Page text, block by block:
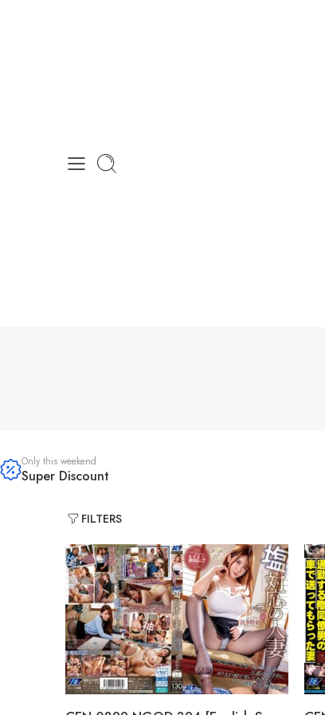
Only this weekend
Super Discount
FILTERS